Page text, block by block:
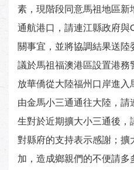
素，現階段同意馬祖地區
通航港口，請連江縣政府與
關事宜，並將協調結果送
議於馬祖福澳港區設置港
放華僑從大陸福州口岸進
由金馬小三通通往大陸，
生對於近期擴大小三通後
對縣府的支持表示感謝；
加，造成鄉親們的不便請